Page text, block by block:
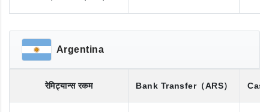
Argentina
रेमिट्यान्स रकम Bank Transfer（ARS）